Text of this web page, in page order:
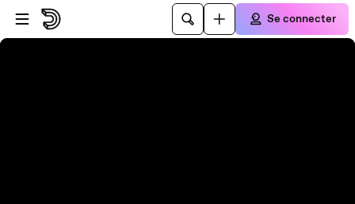
Passer au player
Passer au contenu principal
Se connecter